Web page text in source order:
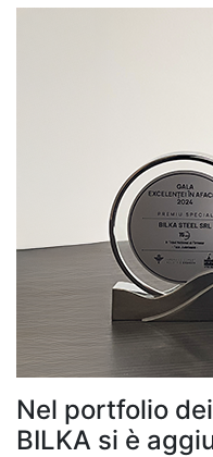
Nel portfolio
BILKA si è